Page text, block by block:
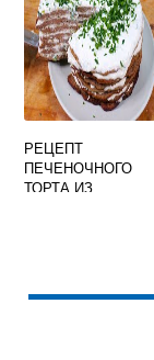
РЕЦЕПТ
ПЕЧЕНОЧНОГО
ТОРТА ИЗ